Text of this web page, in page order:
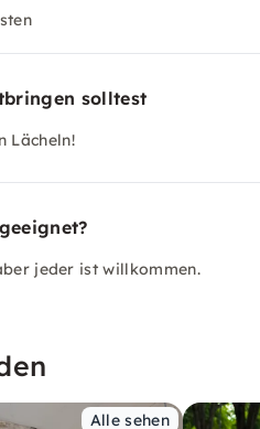
solltest
Lächeln!
jeder ist willkommen.
Alle sehen